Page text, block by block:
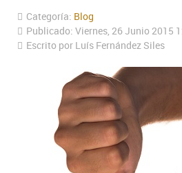
Categoría: Blog
Publicado: Viernes, 26 Junio 2015
Escrito por Luís Fernández Siles